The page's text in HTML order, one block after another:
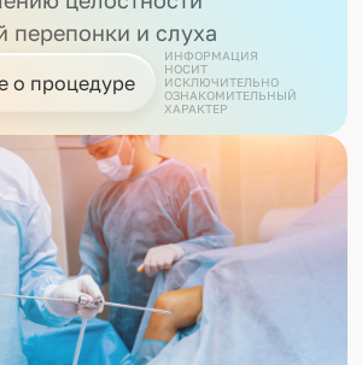
перепонки и слуха
о процедуре
ИНФОРМАЦИЯ
НОСИТ
ИСКЛЮЧИТЕЛЬНО
ОЗНАКОМИТЕЛЬНЫЙ
ХАРАКТЕР